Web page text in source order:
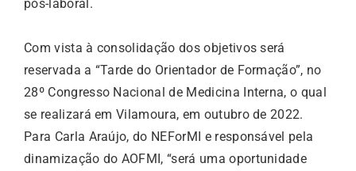
pós-laboral.
Com vista à consolidação dos objetivos será
reservada a “Tarde do Orientador de Formação”, no
28º Congresso Nacional de Medicina Interna, o qual
se realizará em Vilamoura, em outubro de 2022.
Para Carla Araújo, do NEForMI e responsável pela
dinamização do AOFMI, “será uma oportunidade